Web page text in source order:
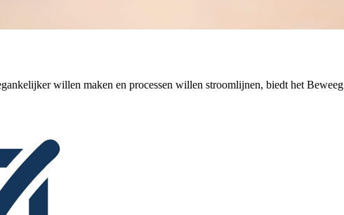
willen maken en processen willen stroomlijnen, biedt het